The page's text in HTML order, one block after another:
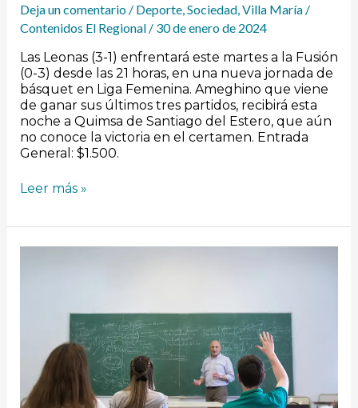
Deja un comentario / Deporte,Sociedad,Villa María/
Contenidos El Regional / 30 de enero de 2024
Las Leonas (3-1) enfrentará este martes a la Fusión
(0-3) desde las 21 horas, en una nueva jornada de
básquet en Liga Femenina. Ameghino que viene
de ganar sus últimos tres partidos, recibirá esta
noche a Quimsa de Santiago del Estero, que aún
no conoce la victoria en el certamen. Entrada
General: $1.500.
Leer más »
UNVM